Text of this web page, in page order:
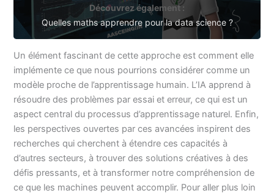
Découvrez également :
Quelles maths apprendre pour la data science ?
Un élément fascinant de cette approche est comment elle
implémente ce que nous pourrions considérer comme un
modèle proche de l’apprentissage humain. L’IA apprend à
résoudre des problèmes par essai et erreur, ce qui est un
aspect central du processus d’apprentissage naturel. Enfin,
les perspectives ouvertes par ces avancées inspirent des
recherches qui cherchent à étendre ces capacités à
d’autres secteurs, à trouver des solutions créatives à des
défis pressants, et à transformer notre compréhension de
ce que les machines peuvent accomplir. Pour aller plus loin